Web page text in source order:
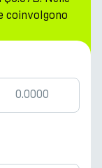
coinvolgono